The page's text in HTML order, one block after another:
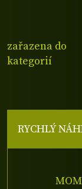
zařazena do
kategorií
RYCHLÝ